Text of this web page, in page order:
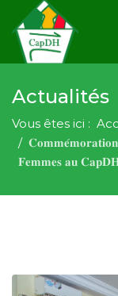
Actualités
Vous êtes ici :
𝐂𝐨𝐦𝐦𝐞́𝐦𝐨𝐫𝐚𝐭𝐢𝐨𝐧
𝐅𝐞𝐦𝐦𝐞𝐬 𝐚𝐮